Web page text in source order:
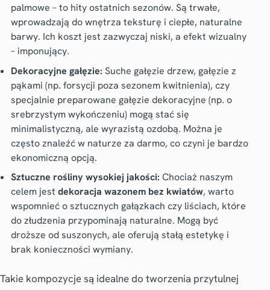
palmowe – to hity ostatnich sezonów. Są trwałe,
wprowadzają do wnętrza teksturę i ciepłe, naturalne
barwy. Ich koszt jest zazwyczaj niski, a efekt wizualny
– imponujący.
Dekoracyjne gałęzie: Suche gałęzie drzew, gałęzie z
pąkami (np. forsycji poza sezonem kwitnienia), czy
specjalnie preparowane gałęzie dekoracyjne (np. o
srebrzystym wykończeniu) mogą stać się
minimalistyczną, ale wyrazistą ozdobą. Można je
często znaleźć w naturze za darmo, co czyni je bardzo
ekonomiczną opcją.
Sztuczne rośliny wysokiej jakości: Chociaż naszym
celem jest dekoracja wazonem bez kwiatów, warto
wspomnieć o sztucznych gałązkach czy liściach, które
do złudzenia przypominają naturalne. Mogą być
droższe od suszonych, ale oferują stałą estetykę i
brak konieczności wymiany.
Takie kompozycje są idealne do tworzenia przytulnej